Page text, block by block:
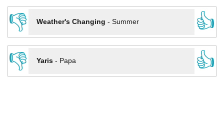
👎
Weather's Changing - Summer
👍
👎
Yaris- Papa 👍